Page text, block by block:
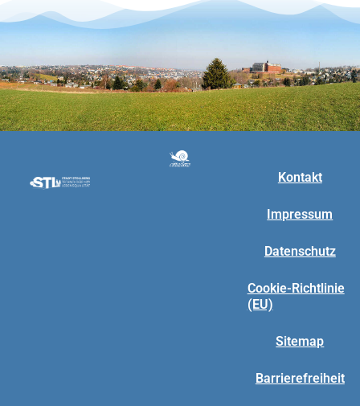
Kontakt
Impressum
Datenschutz
Cookie-Richtlinie
(EU)
Sitemap
Barrierefreiheit